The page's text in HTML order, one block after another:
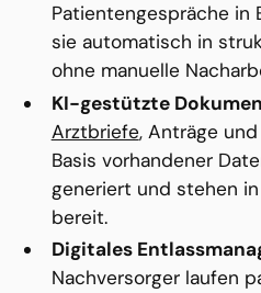
Patientengespräche
sie automatisch in
ohne manuelle
KI-gestützte
Arztbriefe, Anträge
Basis vorhandener
generiert und stehen
bereit.
Digitales
Nachversorger laufen